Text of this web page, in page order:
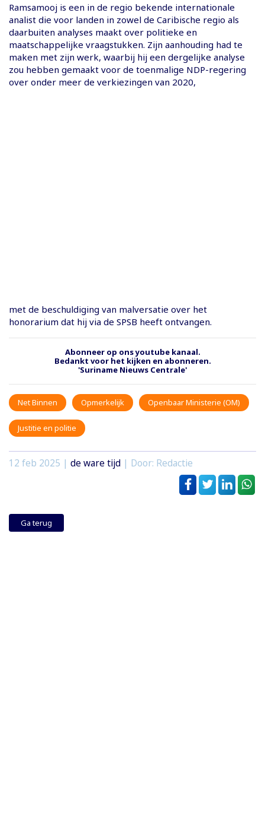
Ramsamooj is een in de regio bekende internationale
analist die voor landen in zowel de Caribische regio als
daarbuiten analyses maakt over politieke en
maatschappelijke vraagstukken. Zijn aanhouding had te
maken met zijn werk, waarbij hij een dergelijke analyse
zou hebben gemaakt voor de toenmalige NDP-regering
over onder meer de verkiezingen van 2020,
met de beschuldiging van malversatie over het
honorarium dat hij via de SPSB heeft ontvangen.
Abonneer op ons youtube kanaal.
Bedankt voor het kijken en abonneren.
'Suriname Nieuws Centrale'
Net Binnen Opmerkelijk Openbaar Ministerie (OM)
Justitie en politie
12 feb 2025 | de ware tijd | Door: Redactie
Ga terug